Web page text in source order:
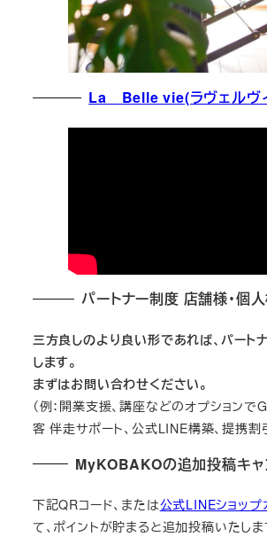
La Belle vie(ラヴェルヴ
パートナー制度 店舗様・個
三方良しのより良い形であれば、パート
します。
まずはお問い合わせください。
（例：開業支援、講座などのオプション
客 伴走サポート、公式LINE構築、提携割
MyKOBAKOの追加投稿キャ
下記QRコード、または公式LINEショップ
て、ポイントが貯まると追加投稿いたしま